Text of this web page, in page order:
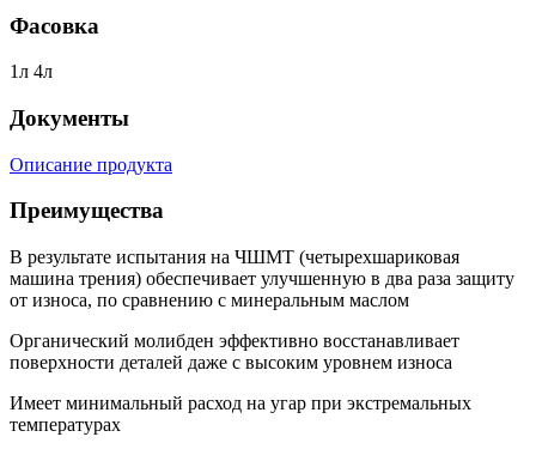
Фасовка
1л 4л
Документы
Описание продукта
Преимущества
В результате испытания на ЧШМТ (четырехшариковая
машина трения) обеспечивает улучшенную в два раза защиту
от износа, по сравнению с минеральным маслом
Органический молибден эффективно восстанавливает
поверхности деталей даже с высоким уровнем износа
Имеет минимальный расход на угар при экстремальных
температурах